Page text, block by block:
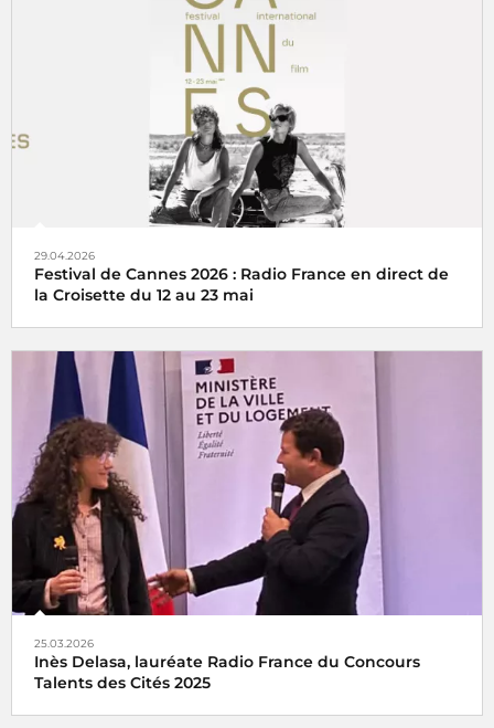
Radio France partenaire du concours Talents des Cités
29.04.2026
Festival de Cannes 2026 : Radio France en direct de
la Croisette du 12 au 23 mai
Radio France, partenaire historique du Festival de Cannes
25.03.2026
Inès Delasa, lauréate Radio France du Concours
Talents des Cités 2025